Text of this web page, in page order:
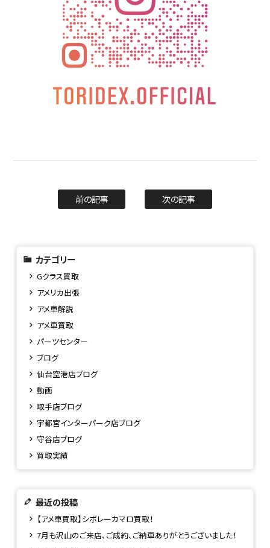
前の記事 次の記事
カテゴリー
Gクラス買取
アメリカ出張
アメ車解説
アメ車買取
パーツセンター
ブログ
仙台空港店ブログ
動画
取手店ブログ
宇都宮インターパーク店ブログ
守谷店ブログ
買取実績
最近の投稿
【アメ車買取】シボレーカマロ買取！
7月も沢山のご来店、ご成約、ご納車ありがとうございました！